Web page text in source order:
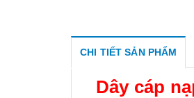
CHI TIẾT SẢN PHẨM
Dây cáp